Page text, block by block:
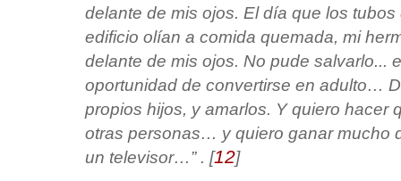
delante de mis ojos. El día que los
edificio olían a comida quemada, mi
delante de mis ojos. No pude salvarlo...
oportunidad de convertirse en adulto…
propios hijos, y amarlos. Y quiero hacer
otras personas… y quiero ganar mucho
un televisor…” . [12]